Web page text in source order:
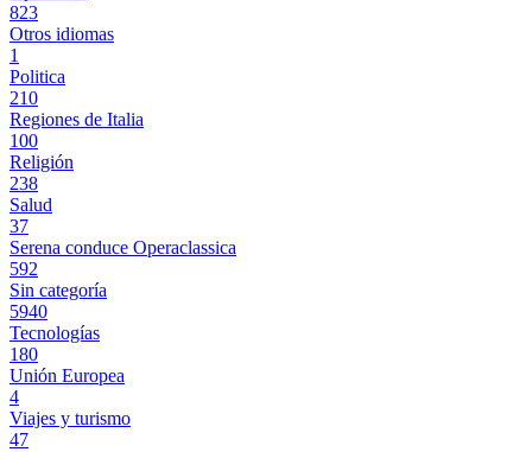
823
Otros idiomas
1
Politica
210
Regiones de Italia
100
Religión
238
Salud
37
Serena conduce Operaclassica
592
Sin categoría
5940
Tecnologías
180
Unión Europea
4
Viajes y turismo
47